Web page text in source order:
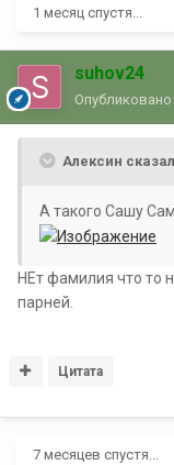
1 месяц спустя...
suhov24
Опубликовано
Алексин
А такого Сашу
НЕт фамилия что то
парней.
Цитата
7 месяцев спустя...